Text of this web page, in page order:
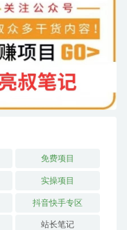
免费项目
实操项目
抖音快手专区
站长笔记